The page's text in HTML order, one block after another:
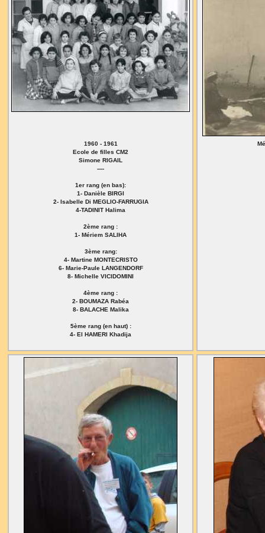
1960 - 1961
Ecole de filles CM2
Simone RIGAIL
----
1er rang (en bas):
1- Danièle BIRGI
2- Isabelle Di MEGLIO-FARRUGIA
4-TADINIT Halima
2ème rang :
1- Mériem SALIHA
3ème rang:
4- Martine MONTECRISTO
6- Marie-Paule LANGENDORF
8- Michelle VICIDOMINI
4ème rang :
2- BOUMAZA Rabéa
8- BALACHE Malika
5ème rang (en haut) :
4- El HAMERI Khadija